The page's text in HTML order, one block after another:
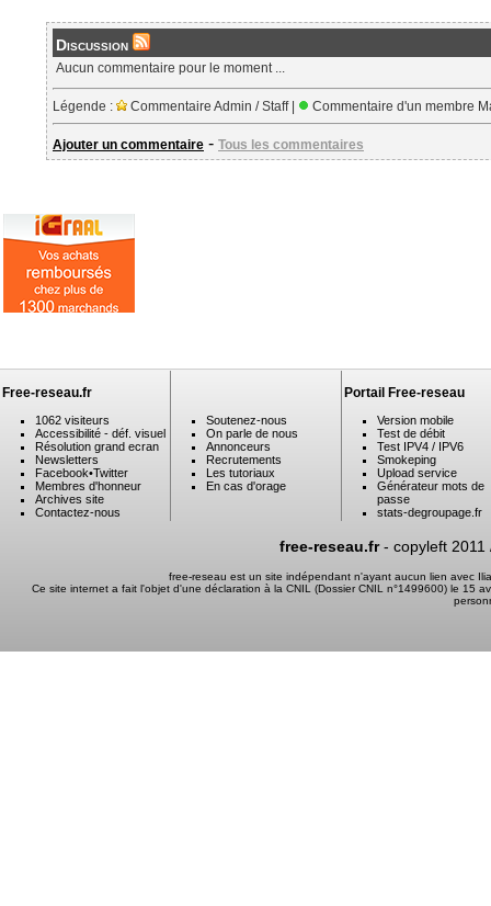
Discussion
Aucun commentaire pour le moment ...
Légende : Commentaire Admin / Staff | Commentaire d'un membre
Ajouter un commentaire - Tous les commentaires
Free-reseau.fr
1062 visiteurs
Accessibilité - déf. visuel
Résolution grand ecran
Newsletters
Facebook•Twitter
Membres d'honneur
Archives site
Contactez-nous
Soutenez-nous
On parle de nous
Annonceurs
Recrutements
Les tutoriaux
En cas d'orage
Portail Free-reseau
Version mobile
Test de débit
Test IPV4 / IPV6
Smokeping
Upload service
Générateur mots de
passe
stats-degroupage.fr
free-reseau.fr- copyleft 2011
free-reseau est un site indépendant n'ayant aucun lien avec
Ce site internet a fait l'objet d'une déclaration à la CNIL (Dossier CNIL n°1499600) le 15